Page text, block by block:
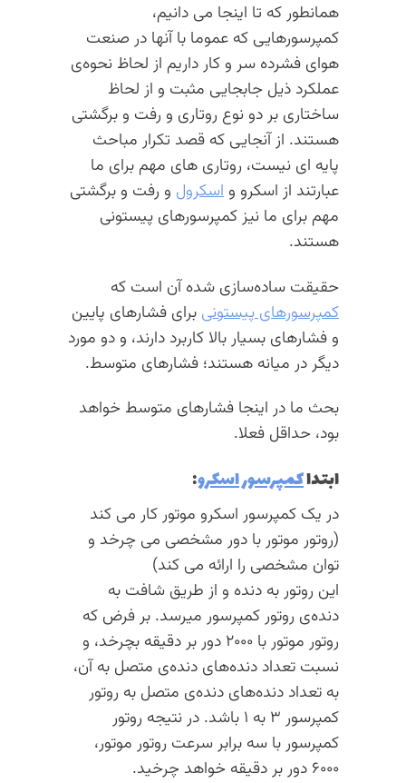
همانطور که تا اینجا می دانیم،
کمپرسورهایی که عموما با آنها در صنعت
هوای فشرده سر و کار داریم از لحاظ نحوه‌ی
عملکرد ذیل جابجایی مثبت و از لحاظ
ساختاری بر دو نوع روتاری و رفت و برگشتی
هستند. از آنجایی که قصد تکرار مباحث
پایه ای نیست، روتاری های مهم برای ما
عبارتند از اسکرو و اسکرول و رفت و برگشتی
مهم برای ما نیز کمپرسورهای پیستونی
هستند.
حقیقت ساده‌سازی شده آن است که
کمپرسورهای پیستونی برای فشارهای پایین
و فشارهای بسیار بالا کاربرد دارند، و دو مورد
دیگر در میانه هستند؛ فشارهای متوسط.
بحث ما در اینجا فشارهای متوسط خواهد
بود، حداقل فعلا.
ابتداکمپرسور اسکرو:
در یک کمپرسور اسکرو موتور کار می کند
(روتور موتور با دور مشخصی می چرخد و
توان مشخصی را ارائه می کند)
این روتور به دنده و از طریق شافت به
دنده‌ی روتور کمپرسور میرسد. بر فرض که
روتور موتور با ۲۰۰۰ دور بر دقیقه بچرخد، و
نسبت تعداد دنده‌های دنده‌ی متصل به آن،
به تعداد دنده‌های دنده‌ی متصل به روتور
کمپرسور ۳ به ۱ باشد. در نتیجه روتور
کمپرسور با سه برابر سرعت روتور موتور،
۶۰۰۰ دور بر دقیقه خواهد چرخید.